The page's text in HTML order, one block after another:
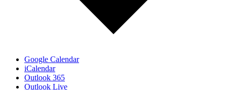
Google Calendar
iCalendar
Outlook 365
Outlook Live